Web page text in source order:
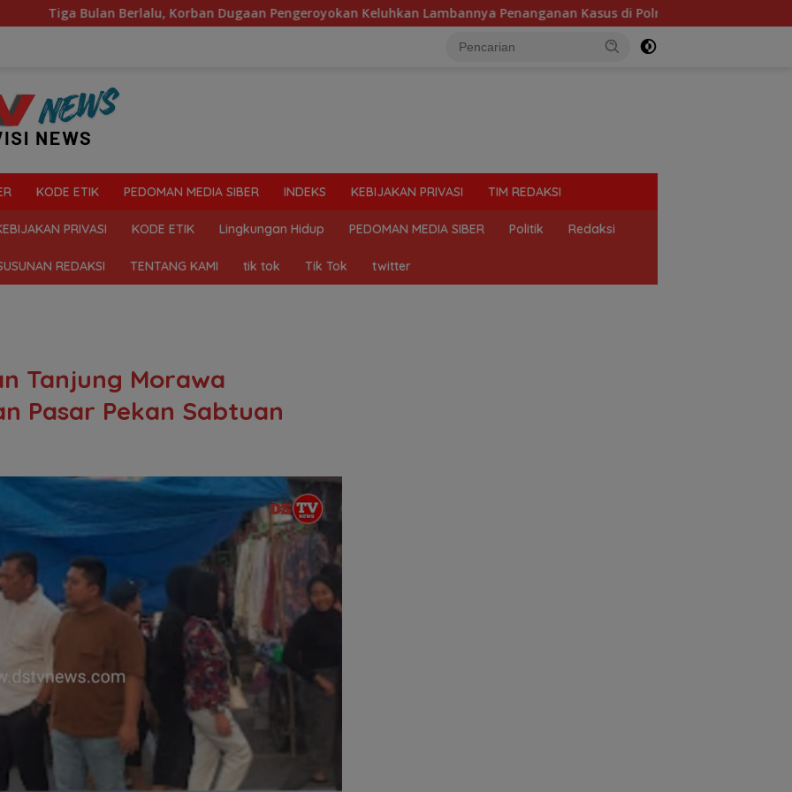
Korban Dugaan Pengeroyokan Keluhkan Lambannya Penanganan Kasus di Polresta Deli Serdang
KODE ETIK PEDOMAN MEDIA SIBER INDEKS KEBIJAKAN PRIVASI TIM REDAKSI
PRIVASI KODE ETIK Lingkungan Hidup PEDOMAN MEDIA SIBER Politik Redaksi
REDAKSI TENTANG KAMI tik tok Tik Tok twitter
Tanjung Morawa
Pasar Pekan Sabtuan